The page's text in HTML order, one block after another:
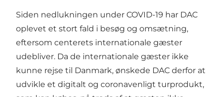
Siden nedlukningen under COVID-19 har DAC
oplevet et stort fald i besøg og omsætning,
eftersom centerets internationale gæster
udebliver. Da de internationale gæster ikke
kunne rejse til Danmark, ønskede DAC derfor at
udvikle et digitalt og coronavenligt turprodukt,